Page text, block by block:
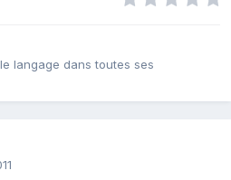
langage dans toutes ses